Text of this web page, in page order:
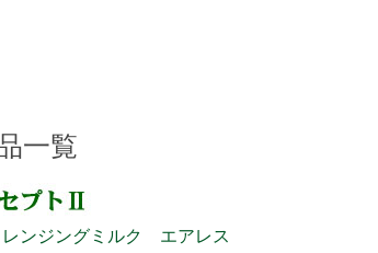
一覧
レンジングミルク エアレス